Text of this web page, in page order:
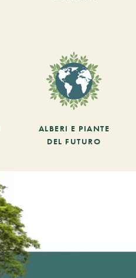
ALBERI E PIANTE
DEL FUTURO